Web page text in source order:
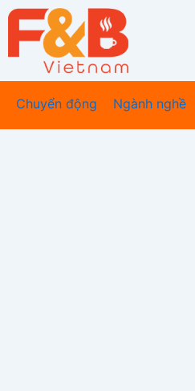
Nhảy
Chuyển động
Ngành nghề